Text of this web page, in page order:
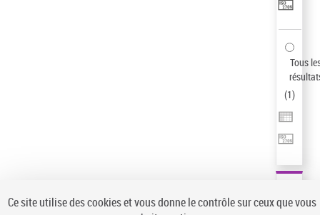
Tous
(1)
Ce site utilise des cookies et vous donne le contrôle sur ceux que vous